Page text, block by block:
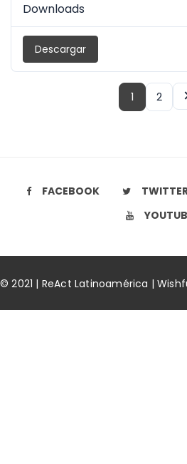
Downloads
Descargar
1 2
FACEBOOK
© 2021 | ReAct Latinoamérica |